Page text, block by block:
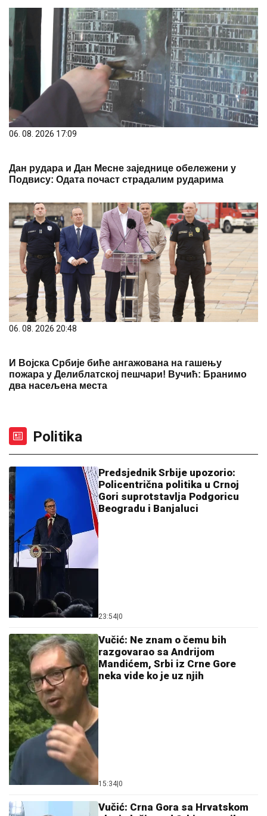
06. 08. 2026 17:09
Дан рудара и Дан Месне заједнице обележени у
Подвису: Одата почаст страдалим рударима
06. 08. 2026 20:48
И Војска Србије биће ангажована на гашењу
пожара у Делиблатској пешчари! Вучић: Бранимо
два насељена места
Politika
Predsjednik Srbije upozorio:
Policentrična politika u Crnoj
Gori suprotstavlja Podgoricu
Beogradu i Banjaluci
23:54|0
Vučić: Ne znam o čemu bih
razgovarao sa Andrijom
Mandićem, Srbi iz Crne Gore
neka vide ko je uz njih
15:34|0
Vučić: Crna Gora sa Hrvatskom